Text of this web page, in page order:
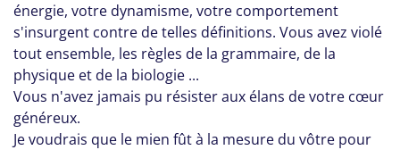
énergie, votre dynamisme, votre comportement
s'insurgent contre de telles définitions. Vous avez violé
tout ensemble, les règles de la grammaire, de la
physique et de la biologie ...
Vous n'avez jamais pu résister aux élans de votre cœur
généreux.
Je voudrais que le mien fût à la mesure du vôtre pour